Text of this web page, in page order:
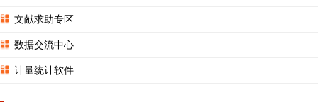
文献求助专区
数据交流中心
计量统计软件